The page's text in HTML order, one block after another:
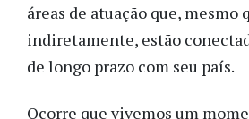
áreas de atuação que, mesmo
indiretamente, estão
de longo prazo com seu país.
Ocorre que vivemos um